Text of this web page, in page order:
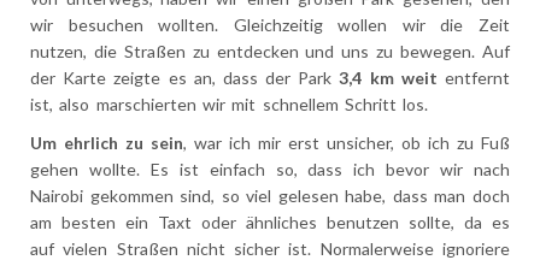
wir besuchen wollten. Gleichzeitig wollen wir die Zeit
nutzen, die Straßen zu entdecken und uns zu bewegen. Auf
der Karte zeigte es an, dass der Park3,4 km weit entfernt
ist, also marschierten wir mit schnellem Schritt los.
Um ehrlich zu sein, war ich mir erst unsicher, ob ich zu Fuß
gehen wollte. Es ist einfach so, dass ich bevor wir nach
Nairobi gekommen sind, so viel gelesen habe, dass man doch
am besten ein Taxt oder ähnliches benutzen sollte, da es
auf vielen Straßen nicht sicher ist. Normalerweise ignoriere